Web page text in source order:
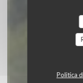
Politica